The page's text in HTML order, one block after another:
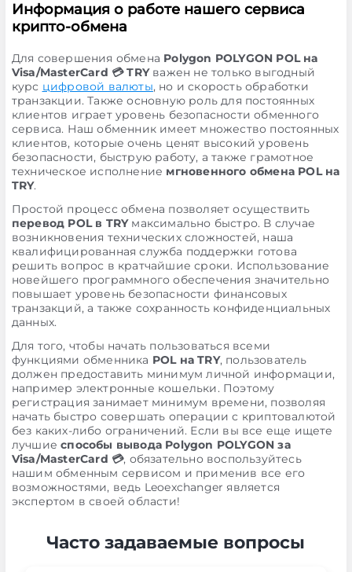
Информация о работе нашего сервиса
крипто-обмена
Для совершения обмена Polygon POLYGON POL на
Visa/MasterCard 💳 TRYважен не только выгодный
курс цифровой валюты, но и скорость обработки
транзакции. Также основную роль для постоянных
клиентов играет уровень безопасности обменного
сервиса. Наш обменник имеет множество постоянных
клиентов, которые очень ценят высокий уровень
безопасности, быструю работу, а также грамотное
техническое исполнение мгновенного обмена POL на
TRY.
Простой процесс обмена позволяет осуществить
перевод POL в TRYмаксимально быстро. В случае
возникновения технических сложностей, наша
квалифицированная служба поддержки готова
решить вопрос в кратчайшие сроки. Использование
новейшего программного обеспечения значительно
повышает уровень безопасности финансовых
транзакций, а также сохранность конфиденциальных
данных.
Для того, чтобы начать пользоваться всеми
функциями обменника POL на TRY, пользователь
должен предоставить минимум личной информации,
например электронные кошельки. Поэтому
регистрация занимает минимум времени, позволяя
начать быстро совершать операции с криптовалютой
без каких-либо ограничений. Если вы все еще ищете
лучшиеспособы вывода Polygon POLYGON за
Visa/MasterCard 💳, обязательно воспользуйтесь
нашим обменным сервисом и применив все его
возможностями, ведь Leoexchanger является
экспертом в своей области!
Часто задаваемые вопросы